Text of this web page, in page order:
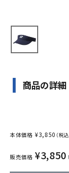
プライバシーポリシ
商品の詳細
本体価格 ¥3,850 （税込
販売価格 ¥3,850